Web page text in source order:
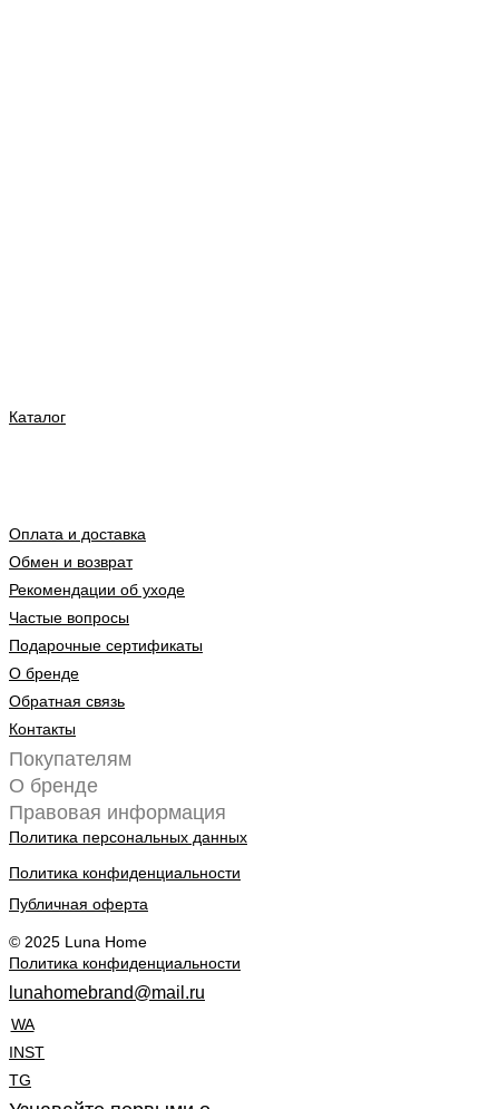
Каталог
Оплата и доставка
Обмен и возврат
Рекомендации об уходе
Частые вопросы
Подарочные сертификаты
О бренде
Обратная связь
Контакты
Покупателям
О бренде
Правовая информация
Политика персональных данных
Политика конфиденциальности
Публичная оферта
© 2025 Luna Home
Политика конфиденциальности
lunahomebrand@mail.ru
WA
INST
TG